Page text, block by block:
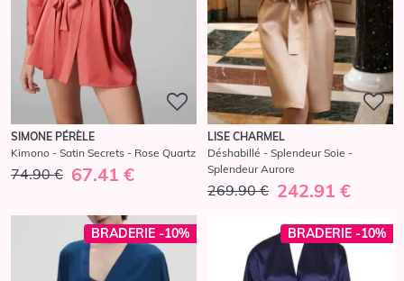
SIMONE PÉRÈLE
Kimono - Satin Secrets - Rose Quartz
74.90 € 67.41 €
LISE CHARMEL
Déshabillé - Splendeur Soie -
Splendeur Aurore
269.90 € 242.91 €
BRADERIE -10% BRADERIE -10%